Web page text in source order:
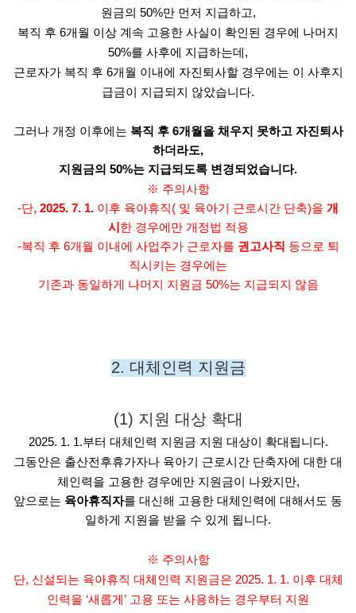
원금의 50%만 먼저 지급하고,
복직 후 6개월 이상 계속 고용한 사실이 확인된 경우에 나머지
50%를 사후에 지급하는데,
근로자가 복직 후 6개월 이내에 자진퇴사할 경우에는 이 사후지
급금이 지급되지 않았습니다.
그러나 개정 이후에는 복직 후 6개월을 채우지 못하고 자진퇴사
하더라도,
지원금의 50%는 지급되도록 변경되었습니다.
※ 주의사항
-단, 2025. 7. 1. 이후 육아휴직( 및 육아기 근로시간 단축)을 개
시한 경우에만 개정법 적용
-복직 후 6개월 이내에 사업주가 근로자를 권고사직 등으로 퇴
직시키는 경우에는
기존과 동일하게 나머지 지원금 50%는 지급되지 않음
2. 대체인력 지원금
(1) 지원 대상 확대
2025. 1. 1.부터 대체인력 지원금 지원 대상이 확대됩니다.
그동안은 출산전후휴가자나 육아기 근로시간 단축자에 대한 대
체인력을 고용한 경우에만 지원금이 나왔지만,
앞으로는 육아휴직자를 대신해 고용한 대체인력에 대해서도 동
일하게 지원을 받을 수 있게 됩니다.
※ 주의사항
단, 신설되는 육아휴직 대체인력 지원금은 2025. 1. 1. 이후 대체
인력을 ‘새롭게’ 고용 또는 사용하는 경우부터 지원